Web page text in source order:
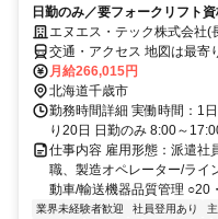
日勤のみ／要フォークリフト
エヌエス・テック株式会社(
交通・アクセス 地図は最
圏内 ※車通勤OK
月給266,015円
北海道千歳市
勤務時間詳細 実働時間：1
り20日 日勤のみ 8:00～
仕事内容 雇用形態：派遣社
職、製造オペレーター/ライ
動車/輸送機器品質管理 ○20
業界未経験者歓迎 社員登用あり